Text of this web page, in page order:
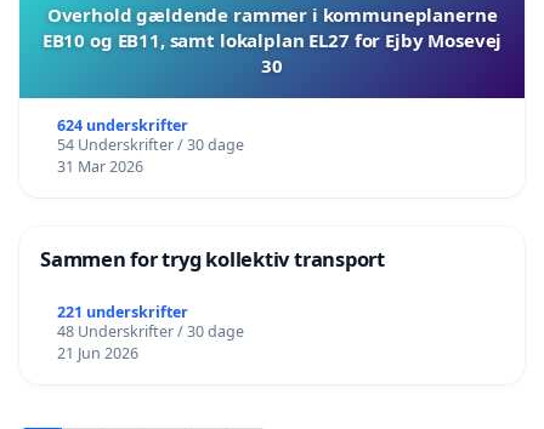
Overhold gældende rammer i kommuneplanerne
EB10 og EB11, samt lokalplan EL27 for Ejby Mosevej
30
624 underskrifter
54 Underskrifter / 30 dage
31 Mar 2026
Sammen for tryg kollektiv transport
221 underskrifter
48 Underskrifter / 30 dage
21 Jun 2026